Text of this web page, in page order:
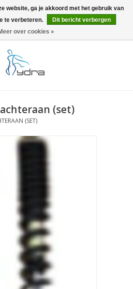
0 Artikelen - €0,00
(set)
(SET)
website, ga je akkoord met het gebruik van
te verbeteren.
Dit bericht verbergen
over cookies »